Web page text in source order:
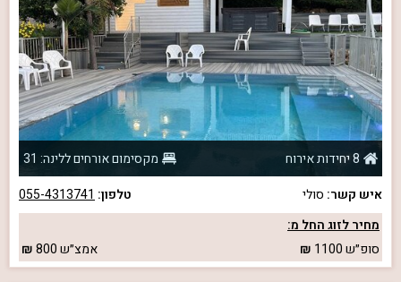
8 יחידות אירוח
מקסימום אורחים ללינה: 31
איש קשר: סולי טלפון: 055-4313741
מחיר לזוג החל מ:
סופ״ש1100 אמצ״ש800